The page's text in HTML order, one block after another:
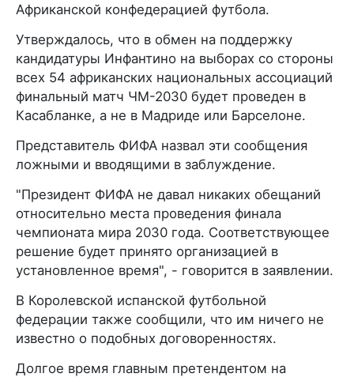
Африканской конфедерацией футбола.
Утверждалось, что в обмен на поддержку
кандидатуры Инфантино на выборах со стороны
всех 54 африканских национальных ассоциаций
финальный матч ЧМ-2030 будет проведен в
Касабланке, а не в Мадриде или Барселоне.
Представитель ФИФА назвал эти сообщения
ложными и вводящими в заблуждение.
"Президент ФИФА не давал никаких обещаний
относительно места проведения финала
чемпионата мира 2030 года. Соответствующее
решение будет принято организацией в
установленное время", - говорится в заявлении.
В Королевской испанской футбольной
федерации также сообщили, что им ничего не
известно о подобных договоренностях.
Долгое время главным претендентом на